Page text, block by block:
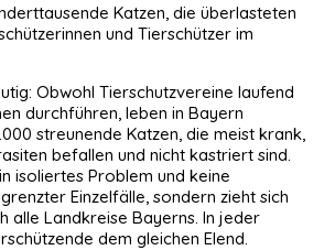
Katzen, die überlasteten
und Tierschützer im
Obwohl Tierschutzvereine laufend
durchführen, leben in Bayern
streunende Katzen, die meist krank,
befallen und nicht kastriert sind.
isoliertes Problem und keine
Einzelfälle, sondern zieht sich
alle Landkreise Bayerns. In jeder
dem gleichen Elend.